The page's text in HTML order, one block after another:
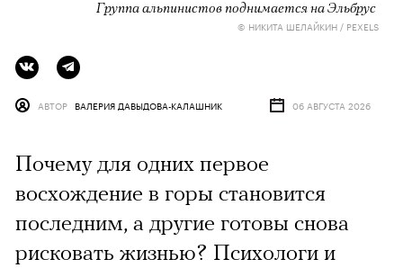
Группа альпинистов поднимается на Эльбрус
© НИКИТА ШЕЛАЙКИН / PEXELS
АВТОР ВАЛЕРИЯ ДАВЫДОВА-КАЛАШНИК 06 АВГУСТА 2026
Почему для одних первое
восхождение в горы становится
последним, а другие готовы снова
рисковать жизнью? Психологи и